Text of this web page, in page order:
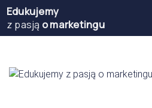
Edukujemy
z pasją o marketingu